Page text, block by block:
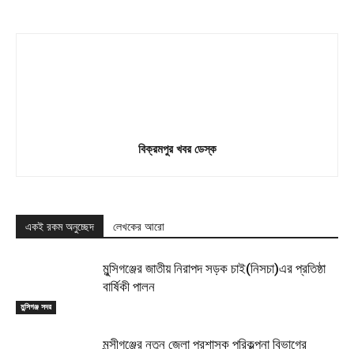
বিক্রমপুর খবর ডেস্ক
একই রকম অনুচ্ছেদ লেখকের আরো
মুন্সিগঞ্জ সদর
মুন্সিগঞ্জের জাতীয় নিরাপদ সড়ক চাই(নিসচা)এর প্রতিষ্ঠা
বার্ষিকী পালন
মুন্সীগঞ্জের নতুন জেলা প্রশাসক পরিকল্পনা বিভাগের